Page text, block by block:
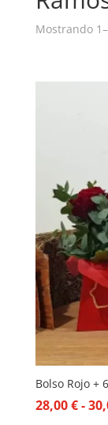
Mostrando
Bolso Rojo +
28,00€-